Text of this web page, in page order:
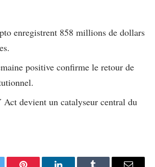
enregistrent 858 millions de dollars
positive confirme le retour de
devient un catalyseur central du